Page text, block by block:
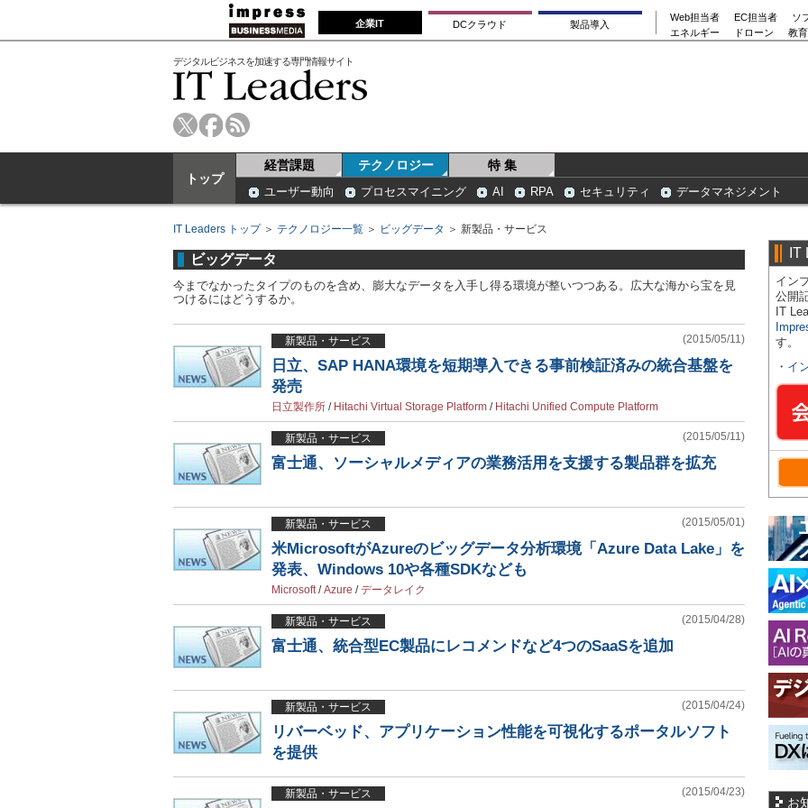
企業IT DCクラウド 製品導入
Web担当者 EC担当者
ソ
エネルギー
ドローン 教
デジタルビジネスを加速する専門情報サイト
トップ
経営課題 テクノロジー 特 集
ユーザー動向 プロセスマイニング AI RPA セキュリティ データマネジメント
IT Leaders トップ＞ テクノロジー一覧 ＞ ビッグデータ ＞ 新製品・サービス
ビッグデータ
今までなかったタイプのものを含め、膨大なデータを入手し得る環境が整いつつある。広大な海から宝を見
つけるにはどうするか。
新製品・サービス (2015/05/11)
日立、SAP HANA環境を短期導入できる事前検証済みの統合基盤を
発売
日立製作所 / Hitachi Virtual Storage Platform / Hitachi Unified Compute Platform
新製品・サービス (2015/05/11)
富士通、ソーシャルメディアの業務活用を支援する製品群を拡充
新製品・サービス (2015/05/01)
米MicrosoftがAzureのビッグデータ分析環境「Azure Data Lake」を
発表、Windows 10や各種SDKなども
Microsoft/Azure /データレイク
新製品・サービス (2015/04/28)
富士通、統合型EC製品にレコメンドなど4つのSaaSを追加
新製品・サービス (2015/04/24)
リバーベッド、アプリケーション性能を可視化するポータルソフト
を提供
新製品・サービス (2015/04/23)
IT
イン
公開
IT
す。
・ イ
お